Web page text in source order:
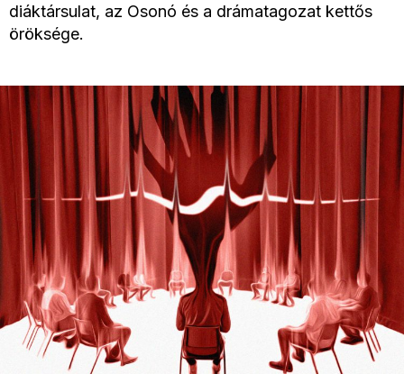
diáktársulat, az Osonó és a drámatagozat kettős
öröksége.